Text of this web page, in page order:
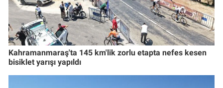
Kahramanmaraş'ta 145 km'lik zorlu etapta nefes kesen
bisiklet yarışı yapıldı